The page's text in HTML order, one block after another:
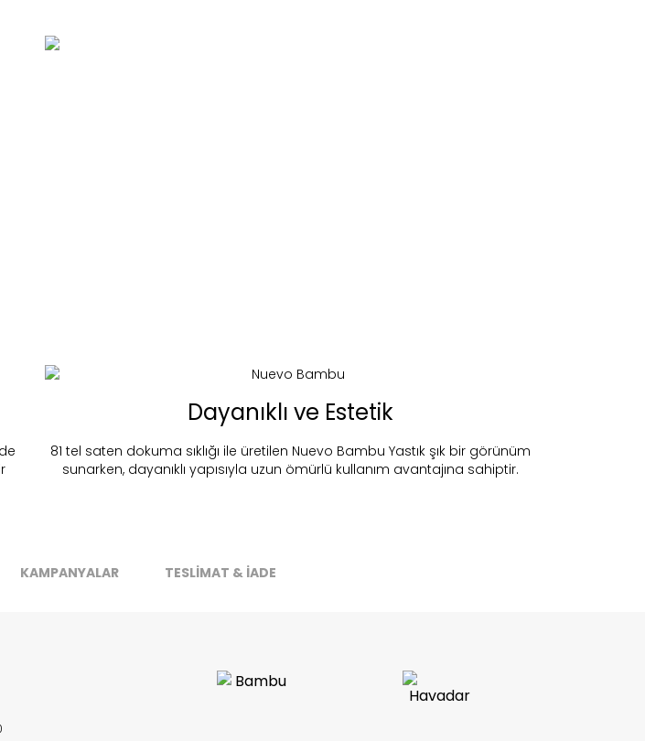
Dayanıklı ve Estetik
81 tel saten dokuma sıklığı ile üretilen Nuevo Bambu Yastık şık bir görünüm
sunarken, dayanıklı yapısıyla uzun ömürlü kullanım avantajına sahiptir.
KAMPANYALAR TESLİMAT & İADE
posta adresinizden sizleri bilgilendireceğiz.